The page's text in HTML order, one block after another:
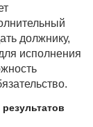
должнику,
исполнения